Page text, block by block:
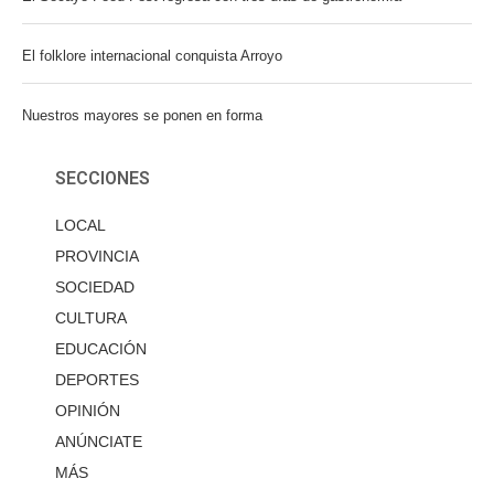
El folklore internacional conquista Arroyo
Nuestros mayores se ponen en forma
SECCIONES
LOCAL
PROVINCIA
SOCIEDAD
CULTURA
EDUCACIÓN
DEPORTES
OPINIÓN
ANÚNCIATE
MÁS